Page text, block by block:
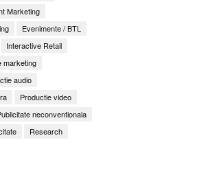
Marketing
Evenimente / BTL
Interactive Retail
marketing
audio
Productie video
neconventionala
Research